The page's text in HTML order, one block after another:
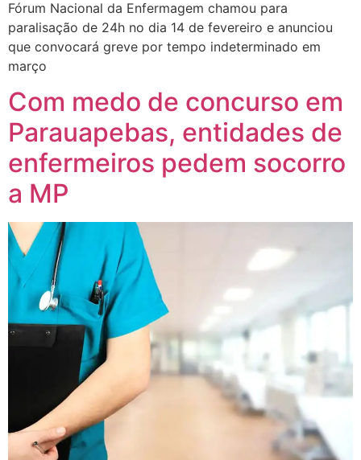
Fórum Nacional da Enfermagem chamou para
paralisação de 24h no dia 14 de fevereiro e anunciou
que convocará greve por tempo indeterminado em
março
Com medo de concurso em
Parauapebas, entidades de
enfermeiros pedem socorro
a MP